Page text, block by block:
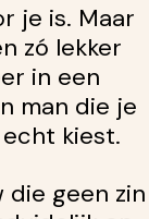
je is. Maar
zó lekker
in een
man die je
kiest.
die geen zin